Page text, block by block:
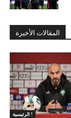
المقالات الأخيرة
الرئيسية !